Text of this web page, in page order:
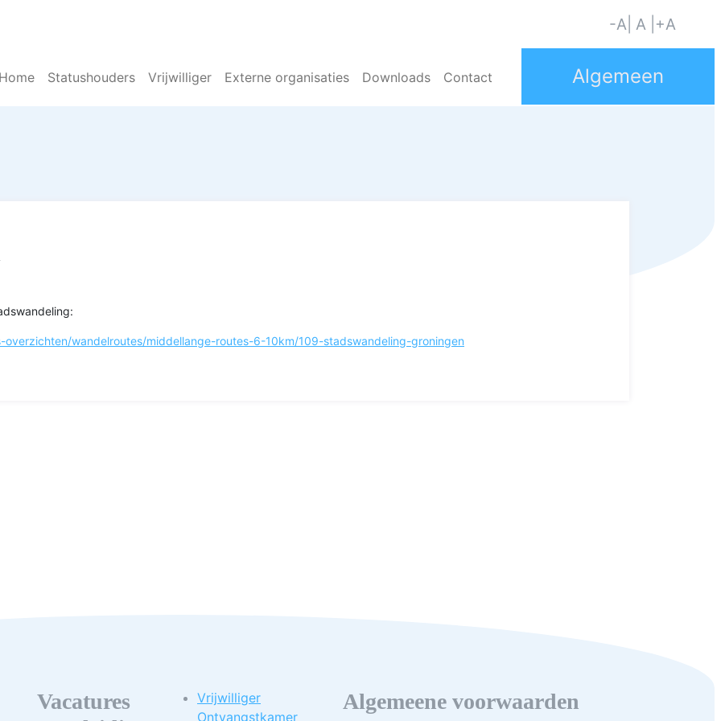
-A | A | +A
Home Statushouders Vrijwilliger Externe organisaties Downloads Contact
wandelroutes/middellange-routes-6-10km/109-stadswandeling-groningen
Vacatures
Vrijwilliger
Ontvangstkamer
Algemeene voorwaarden